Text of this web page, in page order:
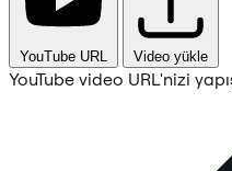
YouTube URL Video yükle
YouTube video URL'nizi